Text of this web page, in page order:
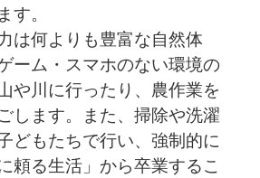
す。
は何よりも豊富な自然体
ーム・スマホのない環境の
や川に行ったり、農作業を
します。また、掃除や洗濯
どもたちで行い、強制的に
頼る生活」から卒業するこ